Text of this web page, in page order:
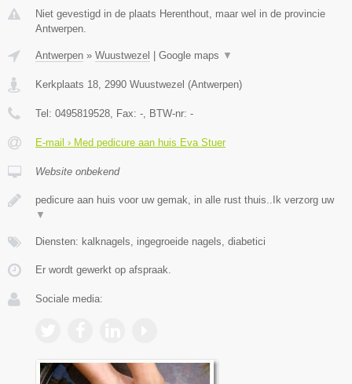
Niet gevestigd in de plaats Herenthout, maar wel in de provincie
Antwerpen.
Antwerpen » Wuustwezel Google maps ▼
Kerkplaats 18 2990 Wuustwezel (Antwerpen)
Tel: 0495819528 , Fax: - , BTW-nr: -
E-mail › Med pedicure aan huis Eva Stuer
Website onbekend
pedicure aan huis voor uw gemak, in alle rust thuis..Ik verzorg uw
▼
Diensten: kalknagels, ingegroeide nagels, diabetici
Er wordt gewerkt op afspraak.
Sociale media: